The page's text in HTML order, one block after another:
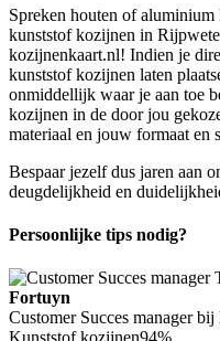
Spreken houten of
kunststof kozijnen in
kozijnenkaart.nl! Indien je
kunststof kozijnen laten
onmiddellijk waar je aan toe
kozijnen in de door jou
materiaal en jouw formaat en
Bespaar jezelf dus jaren aan
deugdelijkheid en
Persoonlijke tips nodig?
Fortuyn
Customer Succes manager